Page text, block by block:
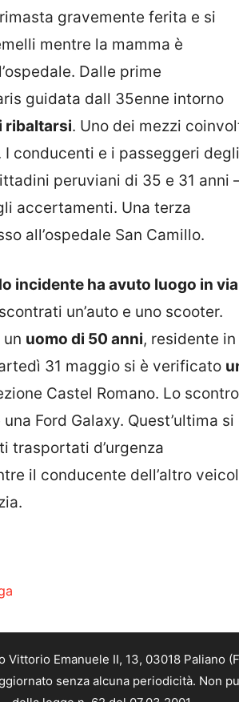
gravemente ferita e si
mentre la mamma è
Dalle prime
guidata dall 35enne intorno
ribaltarsi. Uno dei mezzi
I conducenti e i passeggeri degli
peruviani di 35 e 31 anni
accertamenti. Una terza
all’ospedale San Camillo.
incidente ha avuto luogo in via
un’auto e uno scooter.
uomo di 50 anni, residente in
31 maggio si è verificato
Castel Romano. Lo scontro
Ford Galaxy. Quest’ultima si
trasportati d’urgenza
il conducente dell’altro
Emanuele II, 13, 03018 Paliano
senza alcuna periodicità. Non